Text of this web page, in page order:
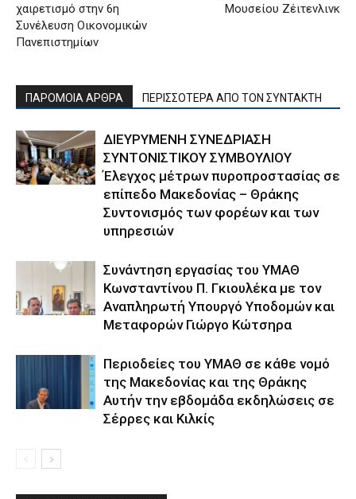
χαιρετισμό στην 6η
Συνέλευση Οικονομικών
Πανεπιστημίων
Μουσείου Ζέιτενλινκ
ΠΑΡΟΜΟΙΑ ΑΡΘΡΑ ΠΕΡΙΣΣΟΤΕΡΑ ΑΠΟ ΤΟΝ ΣΥΝΤΑΚΤΗ
ΔΙΕΥΡΥΜΕΝΗ ΣΥΝΕΔΡΙΑΣΗ
ΣΥΝΤΟΝΙΣΤΙΚΟΥ ΣΥΜΒΟΥΛΙΟΥ
Έλεγχος μέτρων πυροπροστασίας σε
επίπεδο Μακεδονίας – Θράκης
Συντονισμός των φορέων και των
υπηρεσιών
Συνάντηση εργασίας του ΥΜΑΘ
Κωνσταντίνου Π. Γκιουλέκα με τον
Αναπληρωτή Υπουργό Υποδομών και
Μεταφορών Γιώργο Κώτσηρα
Περιοδείες του ΥΜΑΘ σε κάθε νομό
της Μακεδονίας και της Θράκης
Αυτήν την εβδομάδα εκδηλώσεις σε
Σέρρες και Κιλκίς